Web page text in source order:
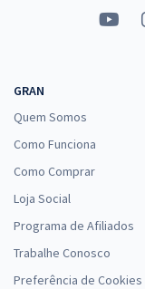
GRAN
Quem Somos
Como Funciona
Como Comprar
Loja Social
Programa de Afiliados
Trabalhe Conosco
Preferência de Cookies